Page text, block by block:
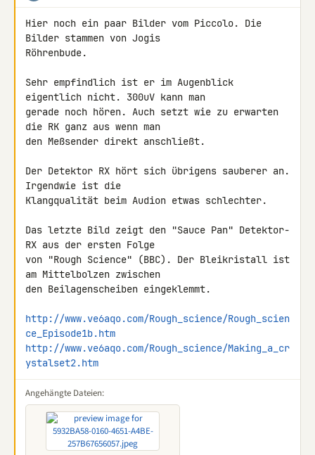
Hier noch ein paar Bilder vom Piccolo. Die
Bilder stammen von Jogis
Röhrenbude.
Sehr empfindlich ist er im Augenblick
eigentlich nicht. 300uV kann man
gerade noch hören. Auch setzt wie zu erwarten
die RK ganz aus wenn man
den Meßsender direkt anschließt.
Der Detektor RX hört sich übrigens sauberer an.
Irgendwie ist die
Klangqualität beim Audion etwas schlechter.
Das letzte Bild zeigt den "Sauce Pan" Detektor-
RX aus der ersten Folge
von "Rough Science" (BBC). Der Bleikristall ist
am Mittelbolzen zwischen
den Beilagenscheiben eingeklemmt.
http://www.ve6aqo.com/Rough_science/Rough_scien
ce_Episode1b.htm
http://www.ve6aqo.com/Rough_science/Making_a_cr
ystalset2.htm
Angehängte Dateien: